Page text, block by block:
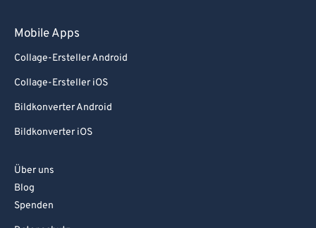
Mobile Apps
Collage-Ersteller Android
Collage-Ersteller iOS
Bildkonverter Android
Bildkonverter iOS
Über uns
Blog
Spenden